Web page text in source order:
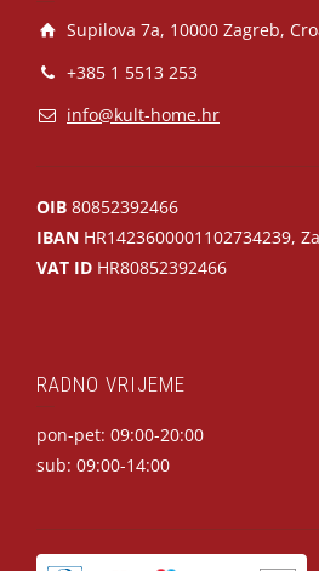
Supilova 7a, 10000 Zagreb,
+385 1 5513 253
info@kult-home.hr
OIB 80852392466
IBAN HR1423600001102734239,
VAT ID HR80852392466
RADNO VRIJEME
pon-pet: 09:00-20:00
sub: 09:00-14:00